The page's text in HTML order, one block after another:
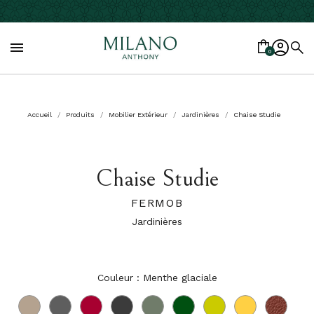
 0
Accueil Produits Mobilier Extérieur Jardinières Chaise Studie
Chaise Studie
FERMOB
Jardinières
Couleur : Menthe glaciale
MuscadeRomarinPimentCarboneCactusCèdre TilleulMiel
Ocre